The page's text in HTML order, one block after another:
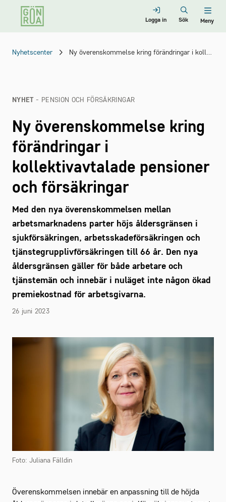
Logga in Sök Meny
Nyhetscenter Ny överenskommelse kring förändringar i kollektivavtalade pensioner och försäkringar
NYHET - PENSION OCH FÖRSÄKRINGAR
Ny överenskommelse kring
förändringar i
kollektivavtalade pensioner
och försäkringar
Med den nya överenskommelsen mellan
arbetsmarknadens parter höjs åldersgränsen i
sjukförsäkringen, arbetsskadeförsäkringen och
tjänstegrupplivförsäkringen till 66 år. Den nya
åldersgränsen gäller för både arbetare och
tjänstemän och innebär i nuläget inte någon ökad
premiekostnad för arbetsgivarna.
26 juni 2023
Foto: Juliana Fälldin
Överenskommelsen innebär en anpassning till de höjda